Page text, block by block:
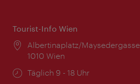
Tourist-Info Wien
Ort:
Albertinaplatz/Maysedergasse
1010 Wien
Öffnungszeiten:
Täglich 9 - 18 Uhr